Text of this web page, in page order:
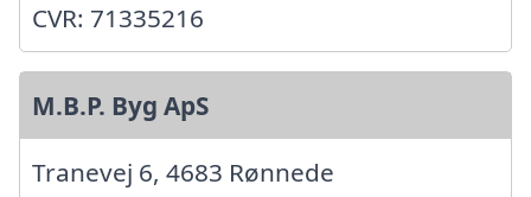
CVR: 71335216
M.B.P. Byg ApS
Tranevej 6, 4683 Rønnede